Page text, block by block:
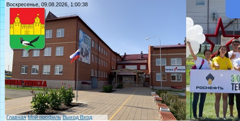
Воскресенье, 09.08.2026, 1:00:38
Главная Мой профиль Выход Вход